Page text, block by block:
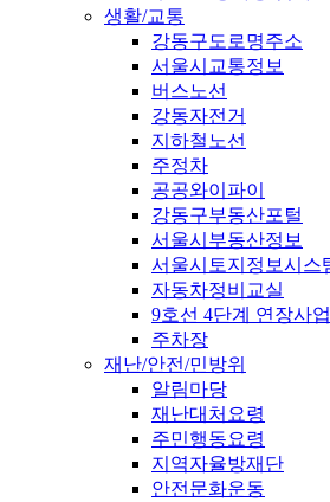
생활/교통
강동구도로명주소
서울시교통정보
버스노선
강동자전거
지하철노선
주정차
공공와이파이
강동구부동산포털
서울시부동산정보
서울시토지정보시스
자동차정비교실
9호선 4단계 연장사업
주차장
재난/안전/민방위
알림마당
재난대처요령
주민행동요령
지역자율방재단
안전문화운동